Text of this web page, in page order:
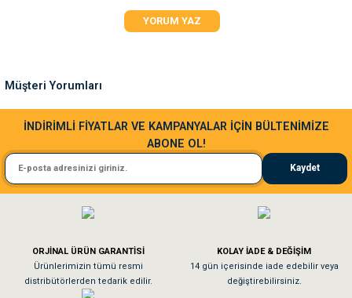
Ürün açıklamasında eksik bilgiler bulunuyor.
Bu ürüne benzer farklı alternatifler olmalı.
Gönder
YORUM YAZ
Müşteri Yorumları
Sa**** Ta******
Kedim taze mamaya bayıldı kargo fimrasın da bir sorun yaşadım ve arkadaşlar
El**** Ek******
Köpeğim bayıldı hediyeler için teşekkürler
As**** Tu******
İNDİRİMLİ FİYATLAR VE KAMPANYALAR İÇİN BÜLTENİMİZE
ABONE OL!
Kaydet
ORJİNAL ÜRÜN GARANTİSİ
Ürünlerimizin tümü resmi
distribütörlerden tedarik edilir.
KOLAY İADE & DEĞİŞİM
14 gün içerisinde iade edebilir veya
değiştirebilirsiniz.